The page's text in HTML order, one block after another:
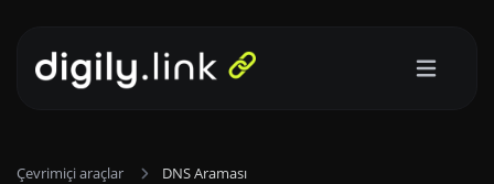
Çevrimiçi araçlar DNS Araması